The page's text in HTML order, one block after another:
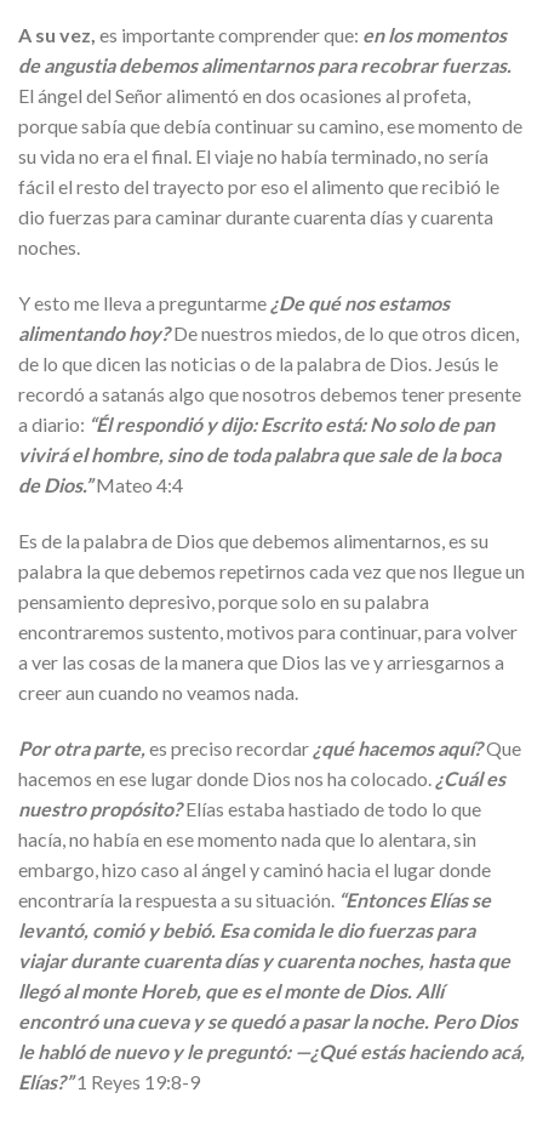
A su vez, es importante comprender que: en los momentos
de angustia debemos alimentarnos para recobrar fuerzas.
El ángel del Señor alimentó en dos ocasiones al profeta,
porque sabía que debía continuar su camino, ese momento de
su vida no era el final. El viaje no había terminado, no sería
fácil el resto del trayecto por eso el alimento que recibió le
dio fuerzas para caminar durante cuarenta días y cuarenta
noches.
Y esto me lleva a preguntarme ¿De qué nos estamos
alimentando hoy?De nuestros miedos, de lo que otros dicen,
de lo que dicen las noticias o de la palabra de Dios. Jesús le
recordó a satanás algo que nosotros debemos tener presente
a diario: “Él respondió y dijo: Escrito está: No solo de pan
vivirá el hombre, sino de toda palabra que sale de la boca
de Dios.”Mateo 4:4
Es de la palabra de Dios que debemos alimentarnos, es su
palabra la que debemos repetirnos cada vez que nos llegue un
pensamiento depresivo, porque solo en su palabra
encontraremos sustento, motivos para continuar, para volver
a ver las cosas de la manera que Dios las ve y arriesgarnos a
creer aun cuando no veamos nada.
Por otra parte, es preciso recordar ¿qué hacemos aquí?Que
hacemos en ese lugar donde Dios nos ha colocado. ¿Cuál es
nuestro propósito?Elías estaba hastiado de todo lo que
hacía, no había en ese momento nada que lo alentara, sin
embargo, hizo caso al ángel y caminó hacia el lugar donde
encontraría la respuesta a su situación. “Entonces Elías se
levantó, comió y bebió. Esa comida le dio fuerzas para
viajar durante cuarenta días y cuarenta noches, hasta que
llegó al monte Horeb, que es el monte de Dios. Allí
encontró una cueva y se quedó a pasar la noche. Pero Dios
le habló de nuevo y le preguntó: —¿Qué estás haciendo acá,
Elías?”1 Reyes 19:8-9